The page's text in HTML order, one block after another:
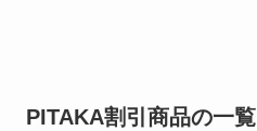
PITAKA割引商品の一覧